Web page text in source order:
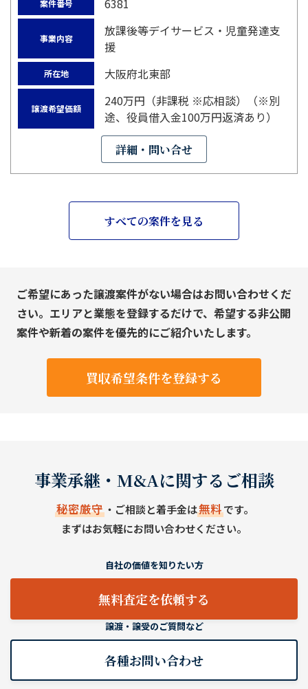
案件番号 6381
事業内容
放課後等デイサービス・児童発達支
援
所在地 大阪府北東部
譲渡希望価額
240万円（非課税 ※応相談）（※別
途、役員借入金100万円返済あり）
詳細・問い合せ
すべての案件を見る
ご希望にあった譲渡案件がない場合はお問い合わせくだ
さい。エリアと業態を登録するだけで、希望する非公開
案件や新着の案件を優先的にご紹介いたします。
買収希望条件を登録する
事業承継・M&Aに関するご相談
秘密厳守・ご相談と着手金は無料です。
まずはお気軽にお問い合わせください。
自社の価値を知りたい方
無料査定を依頼する
譲渡・譲受のご質問など
各種お問い合わせ